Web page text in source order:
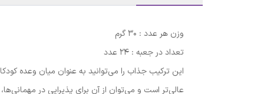
وزن هر عدد : 30 گرم
تعداد در جعبه : 24 عدد
این ترکیب جذاب را می‌توانید به عنوان میان وعده
عالی‌تر است و می‌توان از آن برای پذیرایی در